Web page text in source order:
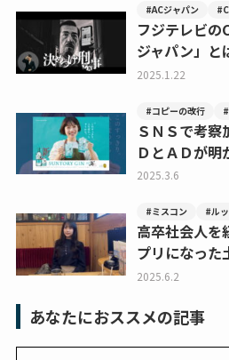
#ACジャパン
フジテレビの
ジャパン」と
2025.1.22
#コピーの改行
ＳＮＳで考察
ＤとＡＤが明
2025.3.6
#ミスコン #ル
高卒社会人を
プリになった
2025.6.2
あなたにおススメの記事